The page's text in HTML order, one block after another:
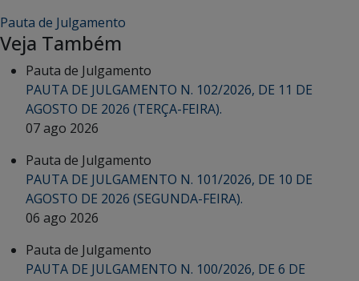
Pauta de Julgamento
Veja Também
Pauta de Julgamento
PAUTA DE JULGAMENTO N. 102/2026, DE 11 DE
AGOSTO DE 2026 (TERÇA-FEIRA).
07 ago 2026
Pauta de Julgamento
PAUTA DE JULGAMENTO N. 101/2026, DE 10 DE
AGOSTO DE 2026 (SEGUNDA-FEIRA).
06 ago 2026
Pauta de Julgamento
PAUTA DE JULGAMENTO N. 100/2026, DE 6 DE